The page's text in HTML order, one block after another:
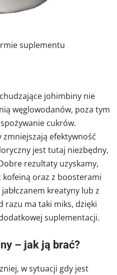
suplementu
johimbiny nie
węglowodanów, poza tym
cukrów.
zmniejszają efektywność
jest tutaj niezbędny,
rezultaty uzyskamy,
kofeiną oraz z boosterami
kreatyny lub z
razu ma taki miks, dzięki
suplementacji.
– jak ją brać?
w sytuacji gdy jest